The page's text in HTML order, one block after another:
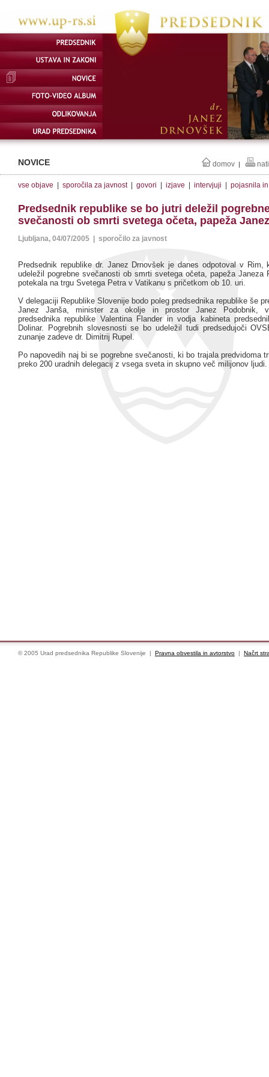
NOVICE domov |
vse objave sporočila za javnost| govori izjave intervjuji pojasnila
Predsednik republike se bo jutri deležil
svečanosti ob smrti svetega očeta, papeža
Ljubljana, 04/07/2005 | sporočilo za javnost
Predsednik republike dr. Janez Drnovšek je danes odpotoval v Rim,
udeležil pogrebne svečanosti ob smrti svetega očeta, papeža Janeza
potekala na trgu Svetega Petra v Vatikanu s pričetkom ob 10. uri.
V delegaciji Republike Slovenije bodo poleg predsednika republike še
Janez Janša, minister za okolje in prostor Janez Podobnik,
predsednika republike Valentina Flander in vodja kabineta
Dolinar. Pogrebnih slovesnosti se bo udeležil tudi predsedujoči
zunanje zadeve dr. Dimitrij Rupel.
Po napovedih naj bi se pogrebne svečanosti, ki bo trajala predvidoma
preko 200 uradnih delegacij z vsega sveta in skupno več milijonov ljudi.
© 2005 Urad predsednika Republike Slovenije | Pravna obvestila in avtorstvo | Načrt